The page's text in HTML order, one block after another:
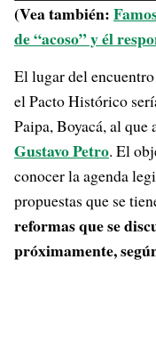
(Vea también:
de “acoso” y él
El lugar del
el Pacto Histórico
Paipa, Boyacá, al que
Gustavo Petro. El
conocer la agenda
propuestas que se
reformas que se
próximamente,